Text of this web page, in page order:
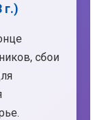
г.)
сбои